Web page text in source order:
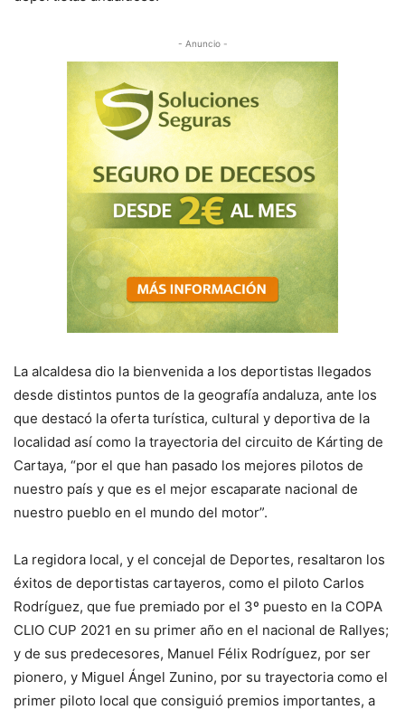
- Anuncio -
La alcaldesa dio la bienvenida a los deportistas llegados
desde distintos puntos de la geografía andaluza, ante los
que destacó la oferta turística, cultural y deportiva de la
localidad así como la trayectoria del circuito de Kárting de
Cartaya, “por el que han pasado los mejores pilotos de
nuestro país y que es el mejor escaparate nacional de
nuestro pueblo en el mundo del motor”.
La regidora local, y el concejal de Deportes, resaltaron los
éxitos de deportistas cartayeros, como el piloto Carlos
Rodríguez, que fue premiado por el 3º puesto en la COPA
CLIO CUP 2021 en su primer año en el nacional de Rallyes;
y de sus predecesores, Manuel Félix Rodríguez, por ser
pionero, y Miguel Ángel Zunino, por su trayectoria como el
primer piloto local que consiguió premios importantes, a